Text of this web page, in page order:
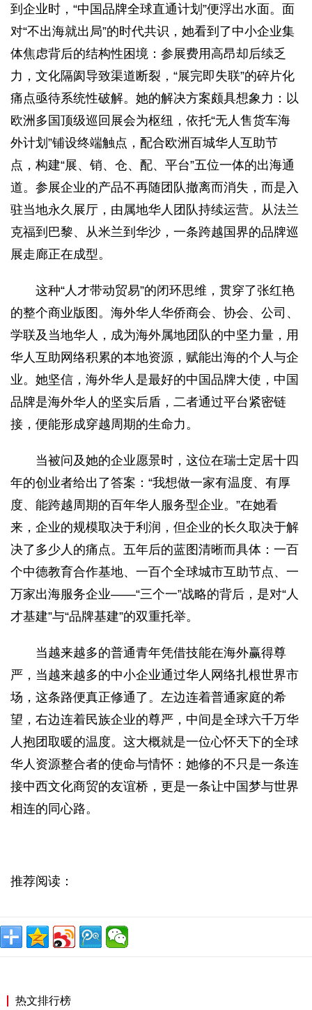
到企业时，“中国品牌全球直通计划”便浮出水面。面
对“不出海就出局”的时代共识，她看到了中小企业集
体焦虑背后的结构性困境：参展费用高昂却后续乏
力，文化隔阂导致渠道断裂，“展完即失联”的碎片化
痛点亟待系统性破解。她的解决方案颇具想象力：以
欧洲多国顶级巡回展会为枢纽，依托“无人售货车海
外计划”铺设终端触点，配合欧洲百城华人互助节
点，构建“展、销、仓、配、平台”五位一体的出海通
道。参展企业的产品不再随团队撤离而消失，而是入
驻当地永久展厅，由属地华人团队持续运营。从法兰
克福到巴黎、从米兰到华沙，一条跨越国界的品牌巡
展走廊正在成型。
这种“人才带动贸易”的闭环思维，贯穿了张红艳
的整个商业版图。海外华人华侨商会、协会、公司、
学联及当地华人，成为海外属地团队的中坚力量，用
华人互助网络积累的本地资源，赋能出海的个人与企
业。她坚信，海外华人是最好的中国品牌大使，中国
品牌是海外华人的坚实后盾，二者通过平台紧密链
接，便能形成穿越周期的生命力。
当被问及她的企业愿景时，这位在瑞士定居十四
年的创业者给出了答案：“我想做一家有温度、有厚
度、能跨越周期的百年华人服务型企业。”在她看
来，企业的规模取决于利润，但企业的长久取决于解
决了多少人的痛点。五年后的蓝图清晰而具体：一百
个中德教育合作基地、一百个全球城市互助节点、一
万家出海服务企业——“三个一”战略的背后，是对“人
才基建”与“品牌基建”的双重托举。
当越来越多的普通青年凭借技能在海外赢得尊
严，当越来越多的中小企业通过华人网络扎根世界市
场，这条路便真正修通了。左边连着普通家庭的希
望，右边连着民族企业的尊严，中间是全球六千万华
人抱团取暖的温度。这大概就是一位心怀天下的全球
华人资源整合者的使命与情怀：她修的不只是一条连
接中西文化商贸的友谊桥，更是一条让中国梦与世界
相连的同心路。
推荐阅读：
热文排行榜